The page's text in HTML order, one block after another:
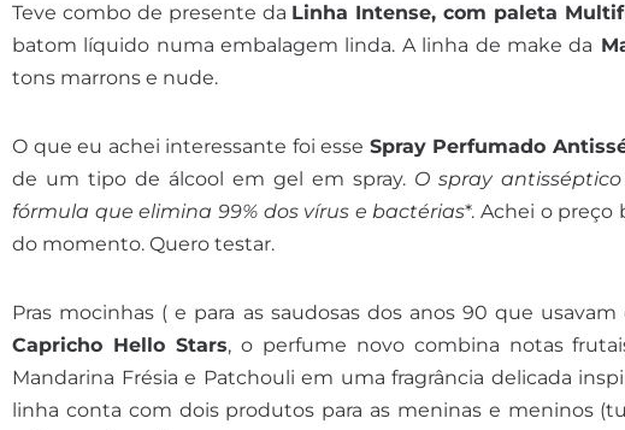
Teve combo de presente da Linha Intense, com paleta
batom líquido numa embalagem linda. A linha de make da
tons marrons e nude.
O que eu achei interessante foi esse Spray Perfumado
de um tipo de álcool em gel em spray. O spray
fórmula que elimina 99% dos vírus e bactérias*. Achei o preço
do momento. Quero testar.
Pras mocinhas ( e para as saudosas dos anos 90 que
Capricho Hello Stars, o perfume novo combina notas
Mandarina Frésia e Patchouli em uma fragrância delicada
linha conta com dois produtos para as meninas e meninos